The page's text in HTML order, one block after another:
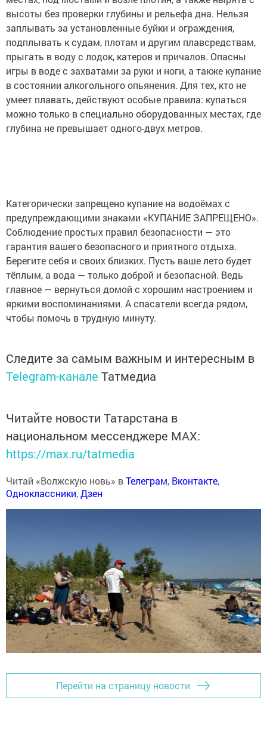
высоты без проверки глубины и рельефа дна. Нельзя
заплывать за установленные буйки и ограждения,
подплывать к судам, плотам и другим плавсредствам,
прыгать в воду с лодок, катеров и причалов. Опасны
игры в воде с захватами за руки и ноги, а также купание
в состоянии алкогольного опьянения. Для тех, кто не
умеет плавать, действуют особые правила: купаться
можно только в специально оборудованных местах, где
глубина не превышает одного-двух метров.
Категорически запрещено купание на водоёмах с
предупреждающими знаками «КУПАНИЕ ЗАПРЕЩЕНО».
Соблюдение простых правил безопасности — это
гарантия вашего безопасного и приятного отдыха.
Берегите себя и своих близких. Пусть ваше лето будет
тёплым, а вода — только доброй и безопасной. Ведь
главное — вернуться домой с хорошим настроением и
яркими воспоминаниями. А спасатели всегда рядом,
чтобы помочь в трудную минуту.
Следите за самым важным и интересным в
Telegram-канале Татмедиа
Читайте новости Татарстана в
национальном мессенджере MАХ:
https://max.ru/tatmedia
Читай «Волжскую новь» вТелеграм, Вконтакте,
Одноклассники,Дзен
Перейти на страницу новости